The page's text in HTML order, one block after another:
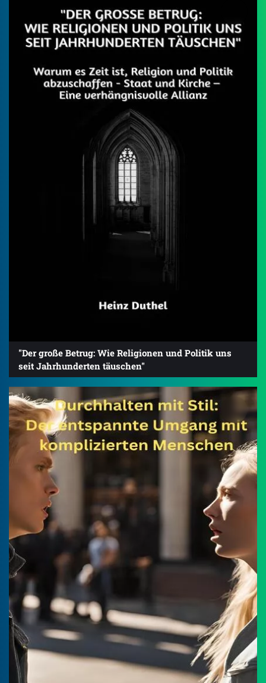
"Der große Betrug: Wie Religionen und Politik uns
seit Jahrhunderten täuschen"